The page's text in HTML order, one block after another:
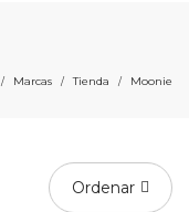
/ Marcas / Tienda / Moonie
Ordenar